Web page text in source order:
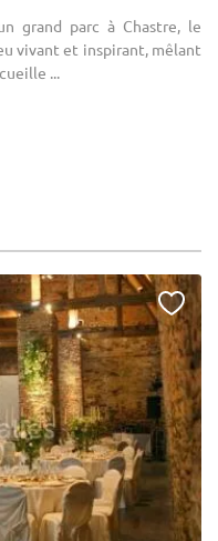
grand parc à Chastre, le
vivant et inspirant, mêlant
...